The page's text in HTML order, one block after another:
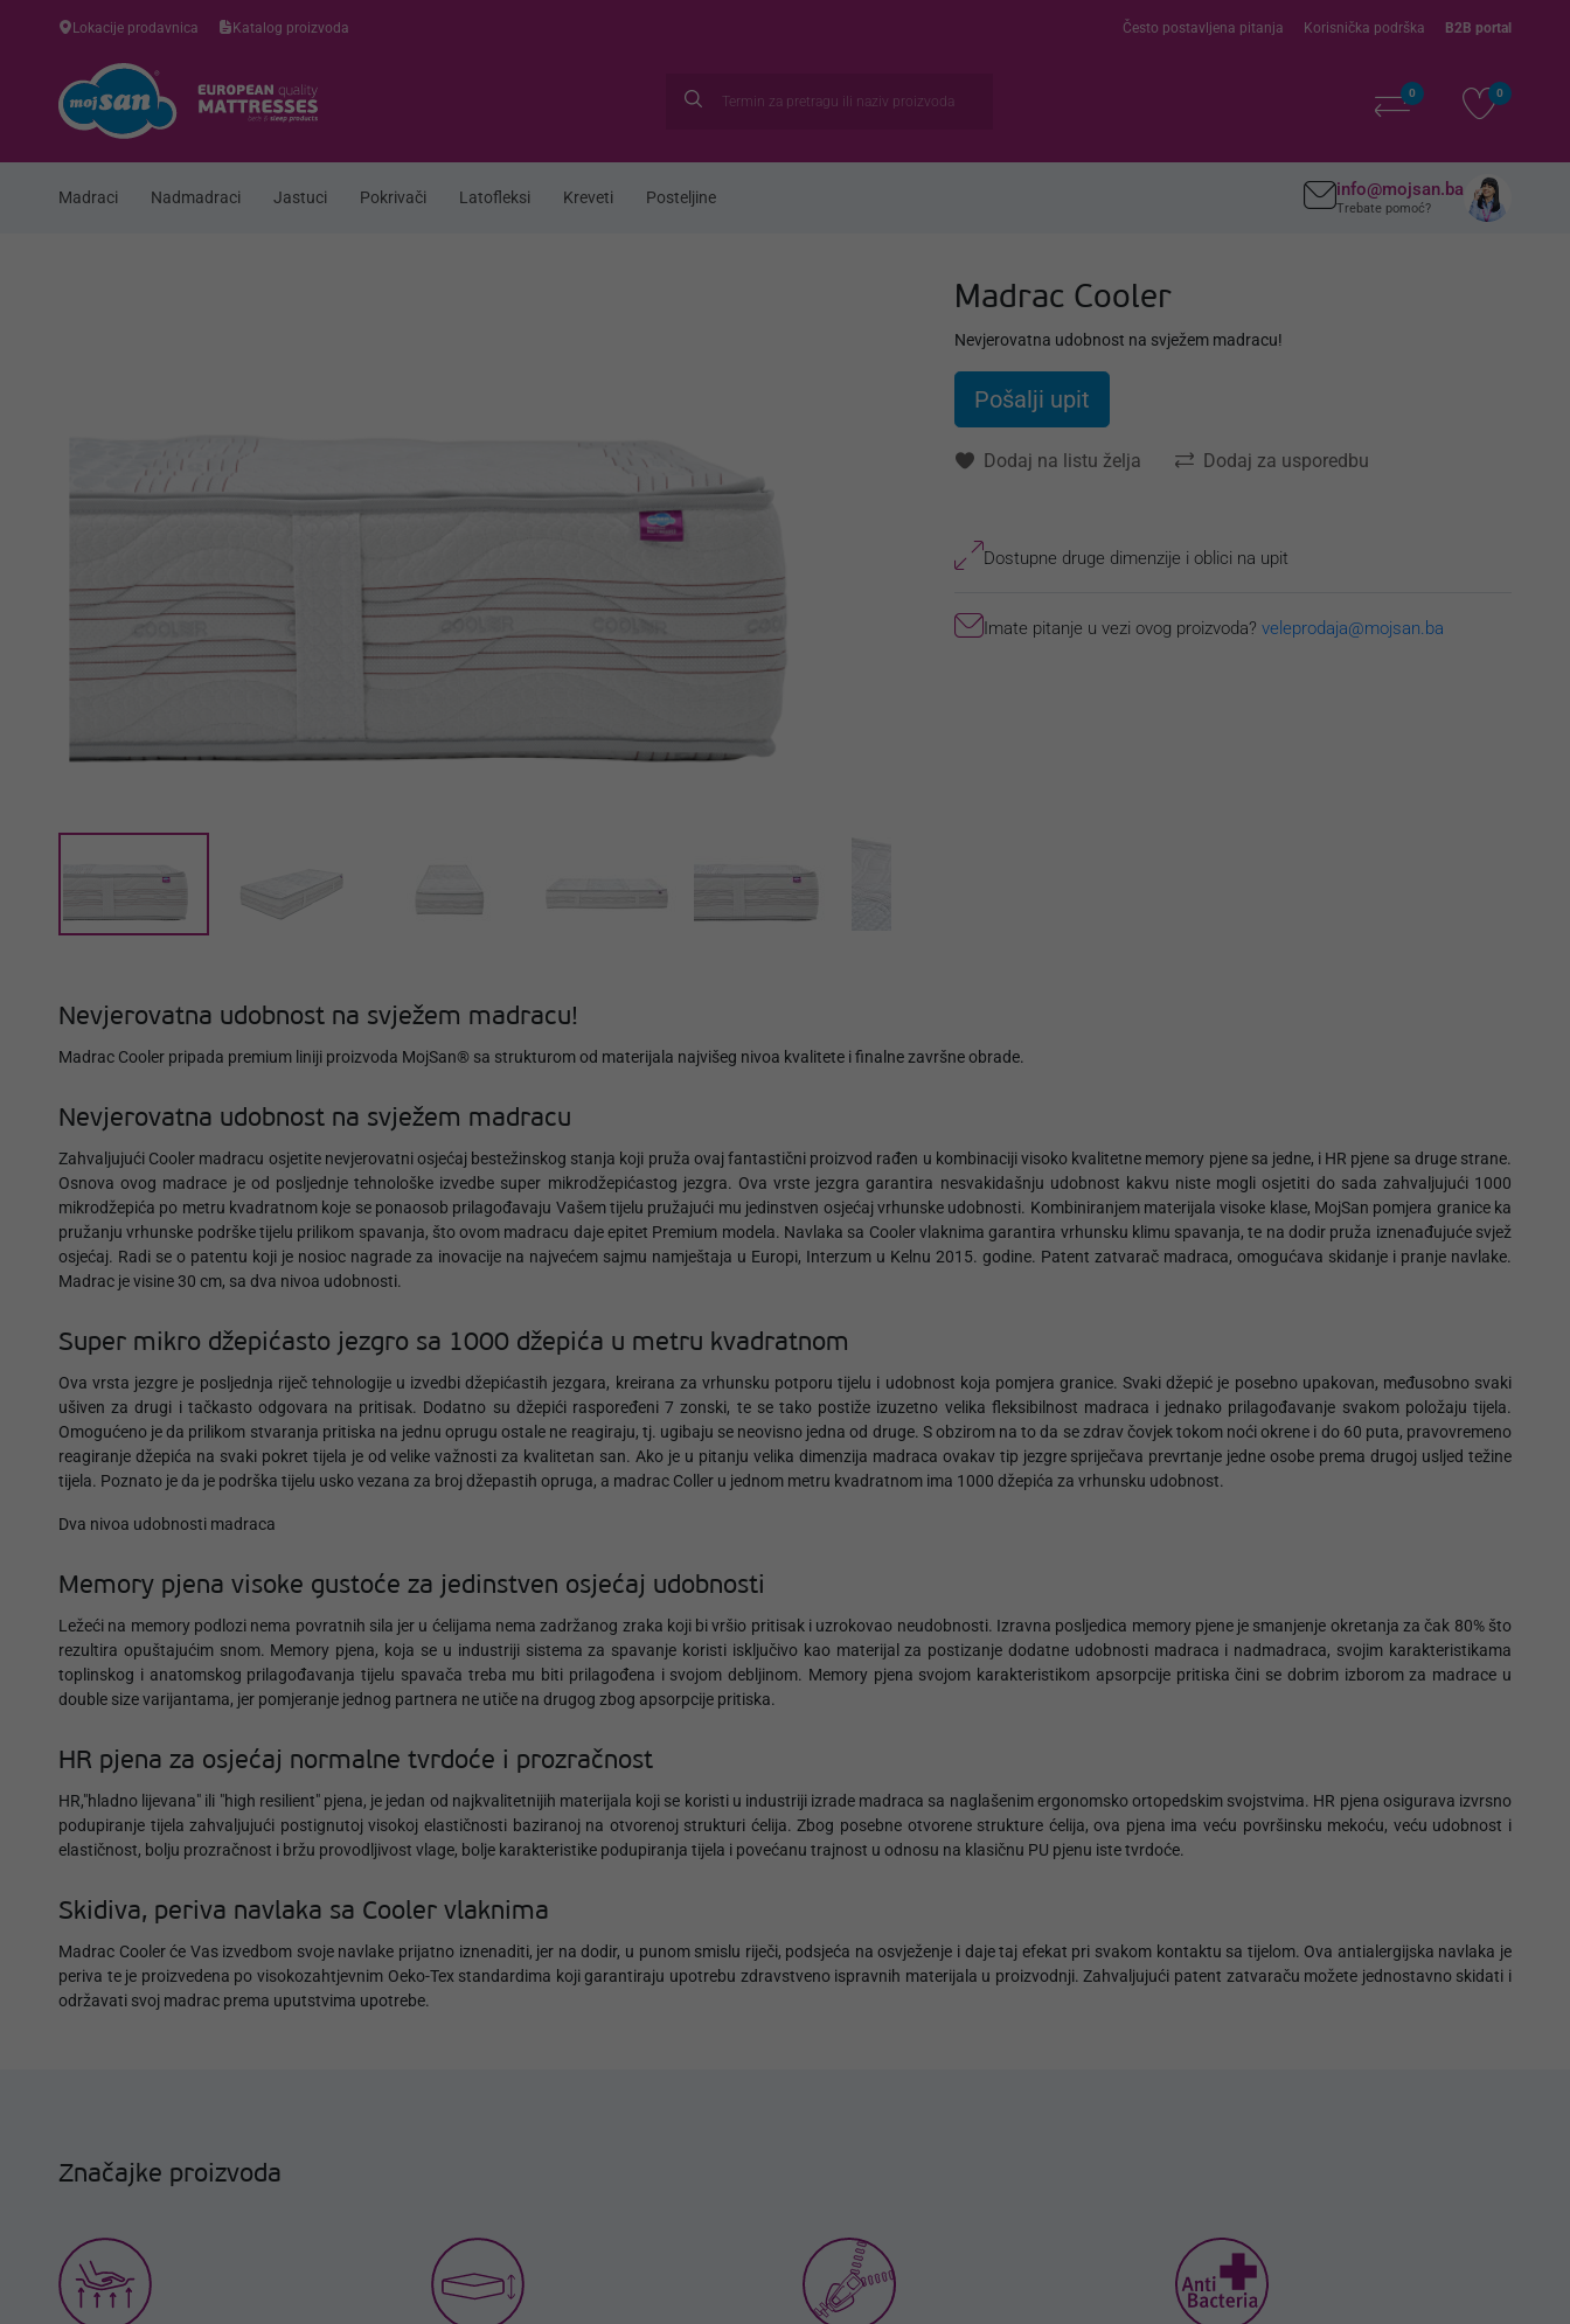
Lokacije prodavnica Katalog proizvoda Često postavljena pitanja Korisnička podrška B2B portal
0 0
Madraci Nadmadraci Jastuci Pokrivači Latofleksi Kreveti Posteljine info@mojsan.ba
Trebate pomoć?
Madrac Cooler
Nevjerovatna udobnost na svježem madracu!
Pošalji upit
Dodaj na listu želja Dodaj za usporedbu
Dostupne druge dimenzije i oblici na upit
Imate pitanje u vezi ovog proizvoda?veleprodaja@mojsan.ba
Nevjerovatna udobnost na svježem madracu!
Madrac Cooler pripada premium liniji proizvoda MojSan® sa strukturom od materijala najvišeg nivoa kvalitete i finalne završne obrade.
Nevjerovatna udobnost na svježem madracu
Zahvaljujući Cooler madracu osjetite nevjerovatni osjećaj bestežinskog stanja koji pruža ovaj fantastični proizvod rađen u kombinaciji visoko kvalitetne memory pjene sa jedne, i HR pjene sa druge strane.
Osnova ovog madrace je od posljednje tehnološke izvedbe super mikrodžepićastog jezgra. Ova vrste jezgra garantira nesvakidašnju udobnost kakvu niste mogli osjetiti do sada zahvaljujući 1000
mikrodžepića po metru kvadratnom koje se ponaosob prilagođavaju Vašem tijelu pružajući mu jedinstven osjećaj vrhunske udobnosti. Kombiniranjem materijala visoke klase, MojSan pomjera granice ka
pružanju vrhunske podrške tijelu prilikom spavanja, što ovom madracu daje epitet Premium modela. Navlaka sa Cooler vlaknima garantira vrhunsku klimu spavanja, te na dodir pruža iznenađujuće svjež
osjećaj. Radi se o patentu koji je nosioc nagrade za inovacije na najvećem sajmu namještaja u Europi, Interzum u Kelnu 2015. godine. Patent zatvarač madraca, omogućava skidanje i pranje navlake.
Madrac je visine 30 cm, sa dva nivoa udobnosti.
Super mikro džepićasto jezgro sa 1000 džepića u metru kvadratnom
Ova vrsta jezgre je posljednja riječ tehnologije u izvedbi džepićastih jezgara, kreirana za vrhunsku potporu tijelu i udobnost koja pomjera granice. Svaki džepić je posebno upakovan, međusobno svaki
ušiven za drugi i tačkasto odgovara na pritisak. Dodatno su džepići raspoređeni 7 zonski, te se tako postiže izuzetno velika fleksibilnost madraca i jednako prilagođavanje svakom položaju tijela.
Omogućeno je da prilikom stvaranja pritiska na jednu oprugu ostale ne reagiraju, tj. ugibaju se neovisno jedna od druge. S obzirom na to da se zdrav čovjek tokom noći okrene i do 60 puta, pravovremeno
reagiranje džepića na svaki pokret tijela je od velike važnosti za kvalitetan san. Ako je u pitanju velika dimenzija madraca ovakav tip jezgre spriječava prevrtanje jedne osobe prema drugoj usljed težine
tijela. Poznato je da je podrška tijelu usko vezana za broj džepastih opruga, a madrac Coller u jednom metru kvadratnom ima 1000 džepića za vrhunsku udobnost.
Dva nivoa udobnosti madraca
Memory pjena visoke gustoće za jedinstven osjećaj udobnosti
Ležeći na memory podlozi nema povratnih sila jer u ćelijama nema zadržanog zraka koji bi vršio pritisak i uzrokovao neudobnosti. Izravna posljedica memory pjene je smanjenje okretanja za čak 80% što
rezultira opuštajućim snom. Memory pjena, koja se u industriji sistema za spavanje koristi isključivo kao materijal za postizanje dodatne udobnosti madraca i nadmadraca, svojim karakteristikama
toplinskog i anatomskog prilagođavanja tijelu spavača treba mu biti prilagođena i svojom debljinom. Memory pjena svojom karakteristikom apsorpcije pritiska čini se dobrim izborom za madrace u
double size varijantama, jer pomjeranje jednog partnera ne utiče na drugog zbog apsorpcije pritiska.
HR pjena za osjećaj normalne tvrdoće i prozračnost
HR,"hladno lijevana" ili "high resilient" pjena, je jedan od najkvalitetnijih materijala koji se koristi u industriji izrade madraca sa naglašenim ergonomsko ortopedskim svojstvima. HR pjena osigurava izvrsno
podupiranje tijela zahvaljujući postignutoj visokoj elastičnosti baziranoj na otvorenoj strukturi ćelija. Zbog posebne otvorene strukture ćelija, ova pjena ima veću površinsku mekoću, veću udobnost i
elastičnost, bolju prozračnost i bržu provodljivost vlage, bolje karakteristike podupiranja tijela i povećanu trajnost u odnosu na klasičnu PU pjenu iste tvrdoće.
Skidiva, periva navlaka sa Cooler vlaknima
Madrac Cooler će Vas izvedbom svoje navlake prijatno iznenaditi, jer na dodir, u punom smislu riječi, podsjeća na osvježenje i daje taj efekat pri svakom kontaktu sa tijelom. Ova antialergijska navlaka je
periva te je proizvedena po visokozahtjevnim Oeko-Tex standardima koji garantiraju upotrebu zdravstveno ispravnih materijala u proizvodnji. Zahvaljujući patent zatvaraču možete jednostavno skidati i
održavati svoj madrac prema uputstvima upotrebe.
Značajke proizvoda